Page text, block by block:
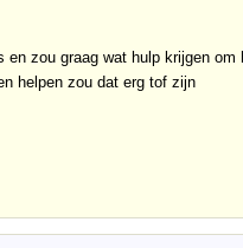
en zou graag wat hulp krijgen
helpen zou dat erg tof zijn